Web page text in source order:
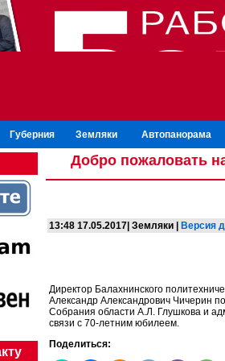
Губерния Земляки Автопанорама
Добро пожаловать
13:48 17.05.2017| Земляки | Версия
Директор Балахнинского
Александр Александрович Чичерин
Собрания области А.Л. Глушкова и
связи с 70-летним юбилеем.
Поделиться: